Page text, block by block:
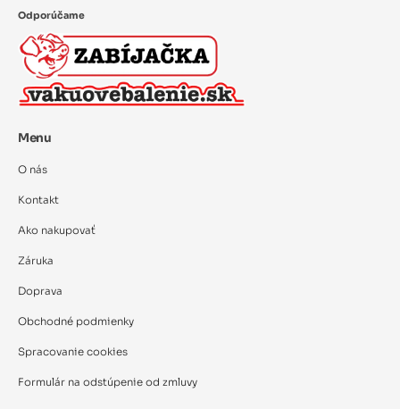
Odporúčame
Menu
O nás
Kontakt
Ako nakupovať
Záruka
Doprava
Obchodné podmienky
Spracovanie cookies
Formulár na odstúpenie od zmluvy